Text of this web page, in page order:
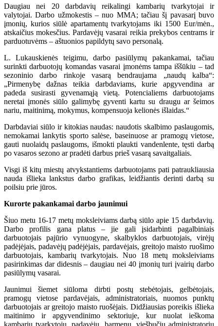
Daugiau nei 20 darbdavių reikalingi kambarių tvarkytojai ir
valytojai. Darbo užmokestis – nuo MMA; tačiau šį pavasarį buvo
įmonių, kurios siūlė apartamentų tvarkytojams iki 1500 Eur/mėn.,
atskaičius mokesčius. Pardavėjų vasarai reikia prekybos centrams ir
parduotuvėms – aštuonios papildytų savo personalą.
L. Lukauskienės teigimu, darbo pasiūlymų pakankamai, tačiau
surinkti darbuotojų komandas vasarai įmonėms tampa iššūkiu – tad
sezoninio darbo rinkoje vasarą bendraujama „naudų kalba“:
„Pirmenybę dažnas teikia darbdaviams, kurie apgyvendina ar
padeda susirasti gyvenamąją vietą. Potencialiems darbuotojams
neretai įmonės siūlo galimybę gyventi kartu su draugu ar šeimos
nariu, maitinimą, mokymus, kompensuoja kelionės išlaidas.“
Darbdaviai siūlo ir kitokias naudas: naudotis skalbimo paslaugomis,
nemokamai lankytis sporto salėse, baseinuose ar pramogų vietose,
gauti nuolaidų paslaugoms, išmokti plaukti vandenlente, tęsti darbą
po vasaros sezono ar pradėti darbus prieš vasarą savaitgaliais.
Visgi iš kitų miestų atvykstantiems darbuotojams pati patraukliausia
nauda išlieka lankstus darbo grafikas, leidžiantis derinti darbą su
poilsiu prie jūros.
Kurorte pakankamai darbo jaunimui
Šiuo metu 16-17 metų moksleiviams darbą siūlo apie 15 darbdavių.
Darbo profilis gana platus – jie gali įsidarbinti pagalbiniais
darbuotojais pajūrio vynuogyne, skalbyklos darbuotojais, virėjų
padėjėjais, padavėjų padėjėjais, pardavėjais, greitojo maisto ruošimo
darbuotojais, kambarių tvarkytojais. Nuo 18 metų moksleiviams
pasirinkimas dar didesnis – daugiau nei 40 įmonių turi įvairių darbo
pasiūlymų vasarai.
Jaunimui šiemet siūloma dirbti postų stebėtojais, gelbėtojais,
pramogų vietose pardavėjais, administratoriais, nuomos punktų
darbuotojais ar greitojo maisto ruošėjais. Didžiausias poreikis išlieka
maitinimo ir apgyvendinimo sektoriuje, kur nuolat ieškoma